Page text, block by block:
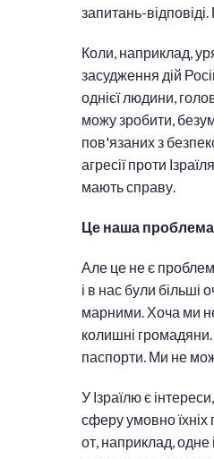
запитань-
Коли, наприклад,
засудження дій
однієї людини,
можу зробити,
пов'язаних з
агресії проти
мають справу.
Це наша проблема,
Але це не є
і в нас були більші
марними. Хоча ми не
колишні громадяни.
паспорти. Ми не
У Ізраїлю є
сферу умовно їхніх
от, наприклад, одне